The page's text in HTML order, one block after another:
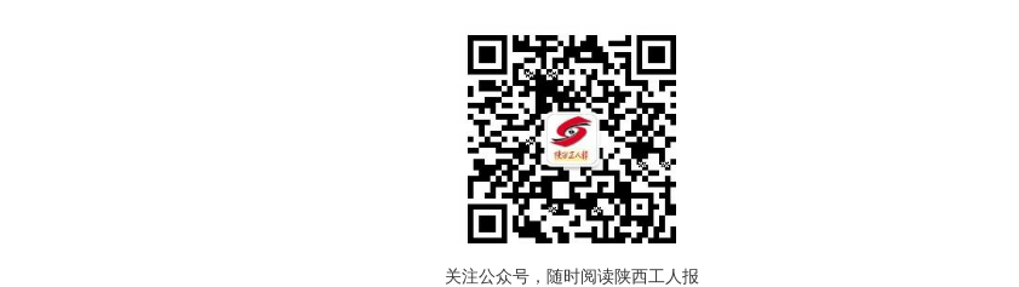
关注公众号，随时阅读陕西工人报